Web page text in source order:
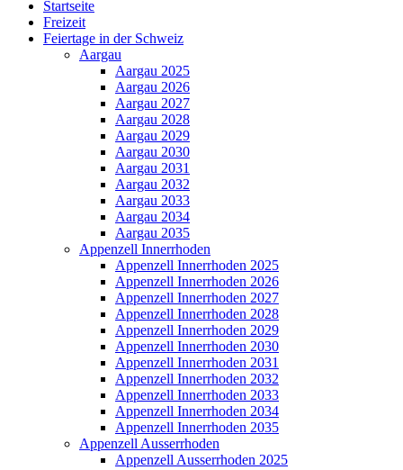
Startseite
Freizeit
Feiertage in der Schweiz
Aargau
Aargau 2025
Aargau 2026
Aargau 2027
Aargau 2028
Aargau 2029
Aargau 2030
Aargau 2031
Aargau 2032
Aargau 2033
Aargau 2034
Aargau 2035
Appenzell Innerrhoden
Appenzell Innerrhoden 2025
Appenzell Innerrhoden 2026
Appenzell Innerrhoden 2027
Appenzell Innerrhoden 2028
Appenzell Innerrhoden 2029
Appenzell Innerrhoden 2030
Appenzell Innerrhoden 2031
Appenzell Innerrhoden 2032
Appenzell Innerrhoden 2033
Appenzell Innerrhoden 2034
Appenzell Innerrhoden 2035
Appenzell Ausserrhoden
Appenzell Ausserrhoden 2025